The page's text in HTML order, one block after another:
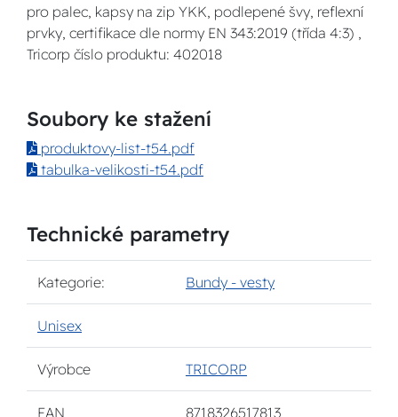
pro palec, kapsy na zip YKK, podlepené švy, reflexní
prvky, certifikace dle normy EN 343:2019 (třída 4:3) ,
Tricorp číslo produktu: 402018
Soubory ke stažení
produktovy-list-t54.pdf
tabulka-velikosti-t54.pdf
Technické parametry
Kategorie: Bundy - vesty
Unisex
Výrobce TRICORP
EAN 8718326517813